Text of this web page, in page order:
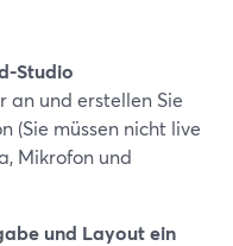
Studio
an und erstellen Sie
(Sie müssen nicht live
Mikrofon und
und Layout ein